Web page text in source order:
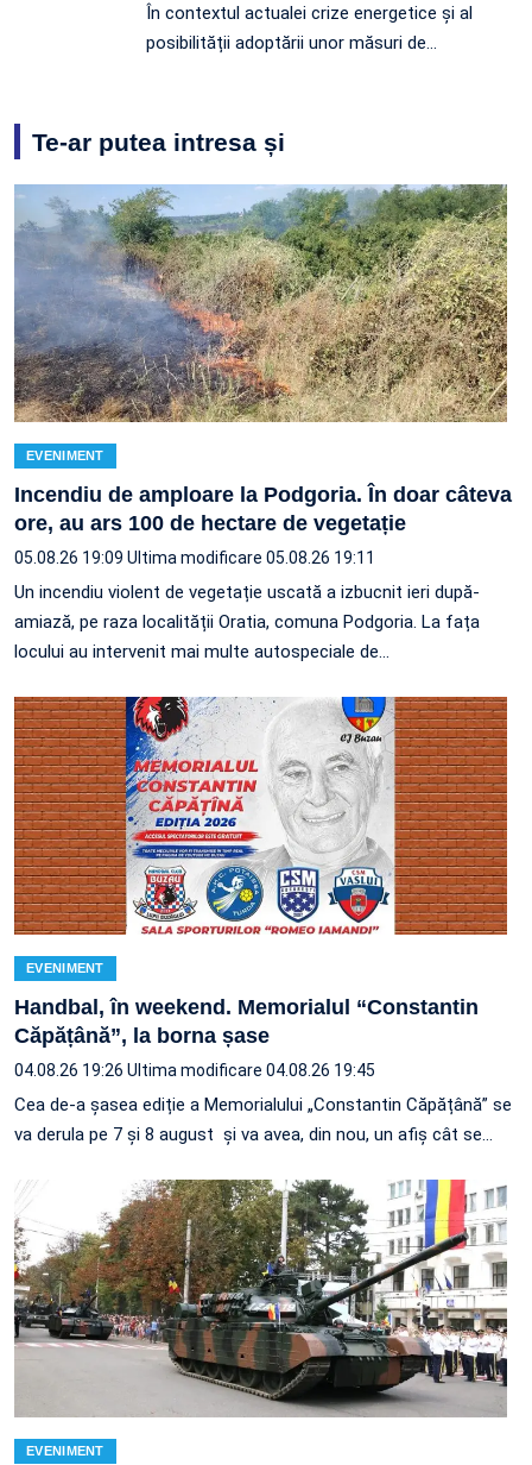
În contextul actualei crize energetice și al
posibilității adoptării unor măsuri de…
Te-ar putea intresa și
EVENIMENT
Incendiu de amploare la Podgoria. În doar câteva
ore, au ars 100 de hectare de vegetație
05.08.26 19:09 Ultima modificare 05.08.26 19:11
Un incendiu violent de vegetație uscată a izbucnit ieri după-
amiază, pe raza localității Oratia, comuna Podgoria. La fața
locului au intervenit mai multe autospeciale de…
EVENIMENT
Handbal, în weekend. Memorialul “Constantin
Căpățână”, la borna șase
04.08.26 19:26 Ultima modificare 04.08.26 19:45
Cea de-a șasea ediție a Memorialului „Constantin Căpățână” se
va derula pe 7 și 8 august și va avea, din nou, un afiș cât se…
EVENIMENT